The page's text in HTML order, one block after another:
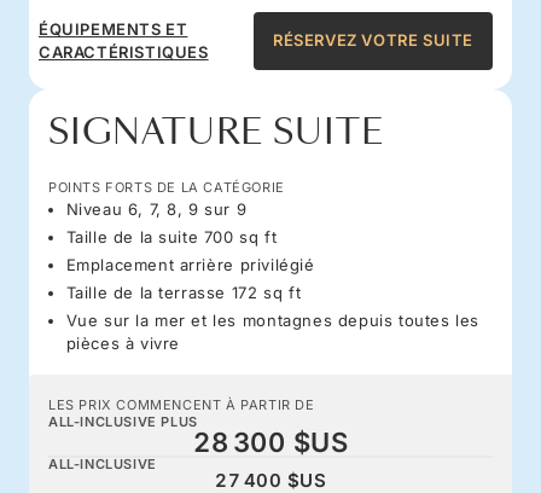
ÉQUIPEMENTS ET
CARACTÉRISTIQUES
RÉSERVEZ VOTRE SUITE
SIGNATURE SUITE
POINTS FORTS DE LA CATÉGORIE
Niveau 6, 7, 8, 9 sur 9
Taille de la suite 700 sq ft
Emplacement arrière privilégié
Taille de la terrasse 172 sq ft
Vue sur la mer et les montagnes depuis toutes les
pièces à vivre
LES PRIX COMMENCENT À PARTIR DE
ALL-INCLUSIVE PLUS
28 300 $US
ALL-INCLUSIVE
27 400 $US